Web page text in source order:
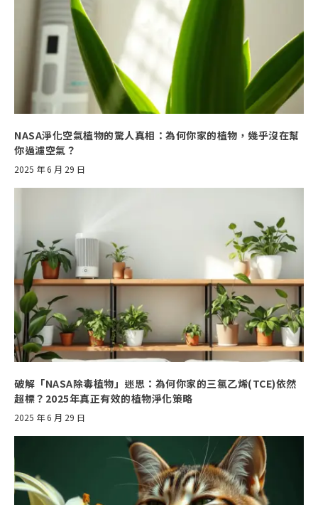
NASA淨化空氣植物的驚人真相：為何你家的植物，幾乎沒在幫
你過濾空氣？
2025 年 6 月 29 日
破解「NASA除毒植物」迷思：為何你家的三氯乙烯(TCE)依然
超標？2025年真正有效的植物淨化策略
2025 年 6 月 29 日